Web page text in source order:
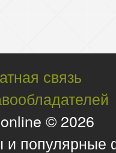
связь
© 2026
и